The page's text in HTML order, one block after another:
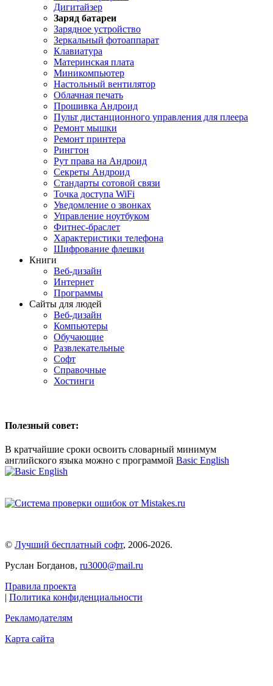
Дигитайзер
Заряд батареи
Зарядное устройство
Зеркальный фотоаппарат
Клавиатура
Материнская плата
Миникомпьютер
Настольный вентилятор
Облачная печать
Прошивка Андроид
Пульт дистанционного управления для плеера
Ремонт мышки
Ремонт принтера
Рингтон
Рут права на Андроид
Секреты Андроид
Стандарты сотовой связи
Точка доступа WiFi
Уведомление о звонках
Управление ноутбуком
Фитнес-браслет
Характеристики телефона
Шифрование флешки
Книги
Веб-дизайн
Интернет
Программы
Сайты для людей
Веб-дизайн
Компьютеры
Обучающие
Развлекательные
Софт
Справочные
Хостинги
Полезный совет:
В кратчайшие сроки освоить словарный минимум
английского языка можно с программой Basic English
© Лучший бесплатный софт, 2006-2026.
Руслан Богданов, ru3000@mail.ru
Правила проекта
| Политика конфиденциальности
Рекламодателям
Карта сайта